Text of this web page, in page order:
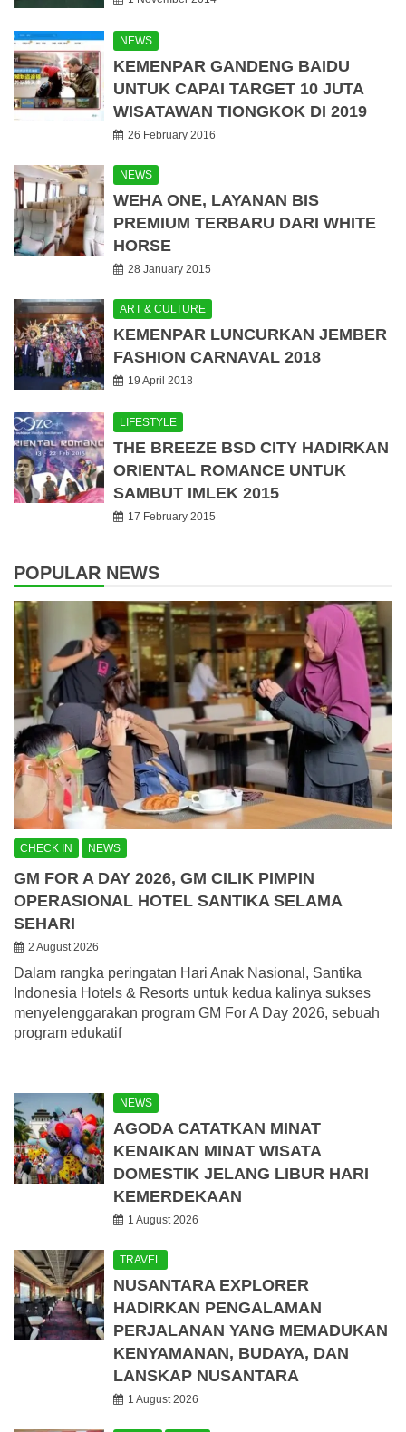
NEWS
KEMENPAR GANDENG BAIDU
UNTUK CAPAI TARGET 10 JUTA
WISATAWAN TIONGKOK DI 2019
26 February 2016
NEWS
WEHA ONE, LAYANAN BIS
PREMIUM TERBARU DARI WHITE
HORSE
28 January 2015
ART & CULTURE
KEMENPAR LUNCURKAN JEMBER
FASHION CARNAVAL 2018
19 April 2018
LIFESTYLE
THE BREEZE BSD CITY HADIRKAN
ORIENTAL ROMANCE UNTUK
SAMBUT IMLEK 2015
17 February 2015
POPULAR NEWS
CHECK IN NEWS
GM FOR A DAY 2026, GM CILIK PIMPIN
OPERASIONAL HOTEL SANTIKA SELAMA
SEHARI
2 August 2026
Dalam rangka peringatan Hari Anak Nasional, Santika
Indonesia Hotels & Resorts untuk kedua kalinya sukses
menyelenggarakan program GM For A Day 2026, sebuah
program edukatif
NEWS
AGODA CATATKAN MINAT
KENAIKAN MINAT WISATA
DOMESTIK JELANG LIBUR HARI
KEMERDEKAAN
1 August 2026
TRAVEL
NUSANTARA EXPLORER
HADIRKAN PENGALAMAN
PERJALANAN YANG MEMADUKAN
KENYAMANAN, BUDAYA, DAN
LANSKAP NUSANTARA
1 August 2026